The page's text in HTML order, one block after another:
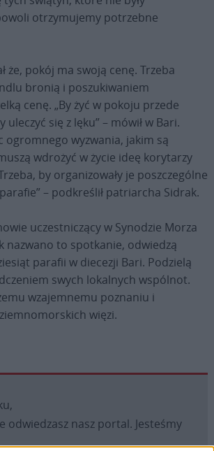
otrzymujemy potrzebne
że, pokój ma swoją cenę. Trzeba
bronią i poszukiwaniem
cenę. „By żyć w pokoju przede
się z lęku” – mówił w Bari.
ogromnego wyzwania, jakim są
wdrożyć w życie ideę korytarzy
by organizowały je poszczególne
– podkreślił patriarcha Sidrak.
uczestniczący w Synodzie Morza
nazwano to spotkanie, odwiedzą
parafii w diecezji Bari. Podzielą
swych lokalnych wspólnot.
wzajemnemu poznaniu i
więzi.
odwiedzasz nasz portal. Jesteśmy